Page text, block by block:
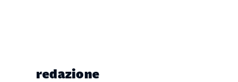
redazione